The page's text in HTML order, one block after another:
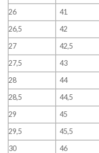
26
41
26,5
42
27
42,5
27,5
43
28
44
28,5
44,5
29
45
29,5
45,5
30
46